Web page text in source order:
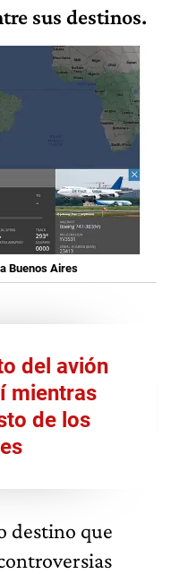
sus destinos.
Buenos Aires
del avión
mientras
de los
destino que